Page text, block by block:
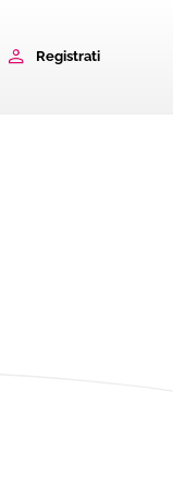
Registrati